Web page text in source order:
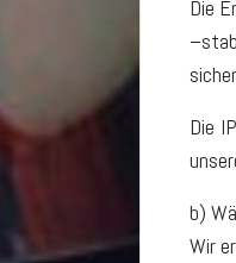
Die
Die
b)
Wir